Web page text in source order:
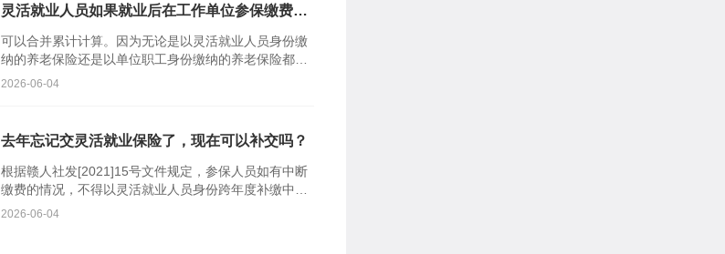
灵活就业人员如果就业后在工作单位参保缴费，
可以合并累计计算。因为无论是以灵活就业人员身份缴
纳的养老保险还是以单位职工身份缴纳的养老保险都是
同属一个险种，缴费年限是可以合并累积计算的。...
2026-06-04
去年忘记交灵活就业保险了，现在可以补交吗？
根据赣人社发[2021]15号文件规定，参保人员如有中断
缴费的情况，不得以灵活就业人员身份跨年度补缴中断
期间的养老保险费，中断缴费期间不计算缴费年限。...
2026-06-04